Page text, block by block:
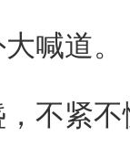
喊道。
紧不